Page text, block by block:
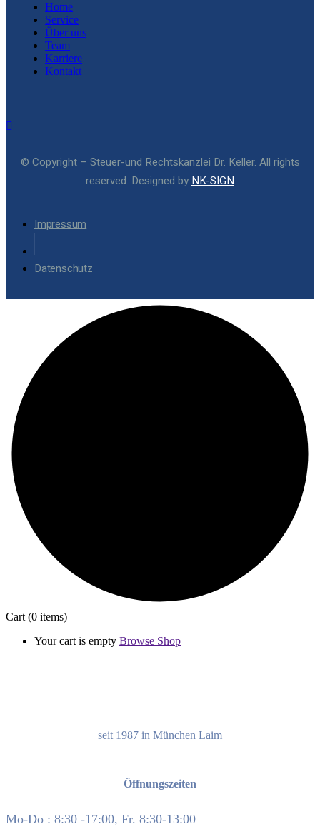
Home
Service
Über uns
Team
Karriere
Kontakt
© Copyright – Steuer-und Rechtskanzlei Dr. Keller. All rights
reserved. Designed by NK-SIGN
Impressum
Datenschutz
Cart (0 items)
Your cart is empty Browse Shop
seit 1987 in München Laim
Öffnungszeiten
Mo-Do : 8:30 -17:00, Fr. 8:30-13:00